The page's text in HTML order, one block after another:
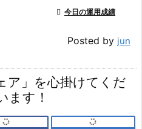
 今日の運用成績
Posted by jun
ア」を心掛けてくだ
ます！